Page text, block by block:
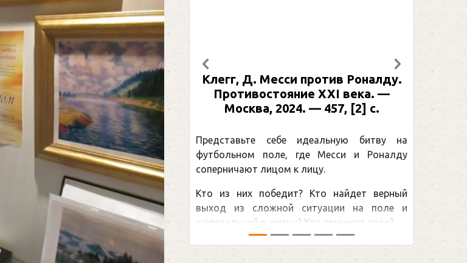
Клегг, Д. Месси против Роналду.
Противостояние XXI века. —
Москва, 2024. — 457, [2] с.
Представьте себе идеальную битву на
футбольном поле, где Месси и Роналду
соперничают лицом к лицу.
Кто из них победит? Кто найдет верный
выход из сложной ситуации на поле и
щепетильной в жизни? Кто принесет своей ...
Рабинер, И. Я. Александр
: иллюстрированная
Москва, 2024 (макет 2025). —
Спорт)
снайперским рекордом НХЛ,
принадлежит великому канадцу
Гретцки, — едва ли не самая
хоккейная тема последних лет в
сезоном Национальной хоккейной
Предыдущий Следующий